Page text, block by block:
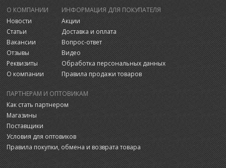
О КОМПАНИИ
Новости
Статьи
Вакансии
Отзывы
Реквизиты
О компании
ИНФОРМАЦИЯ ДЛЯ ПОКУПАТЕЛЯ
Акции
Доставка и оплата
Вопрос-ответ
Видео
Обработка персональных данных
Правила продажи товаров
ПАРТНЕРАМ И ОПТОВИКАМ
Как стать партнером
Магазины
Поставщики
Условия для оптовиков
Правила покупки, обмена и возврата товара